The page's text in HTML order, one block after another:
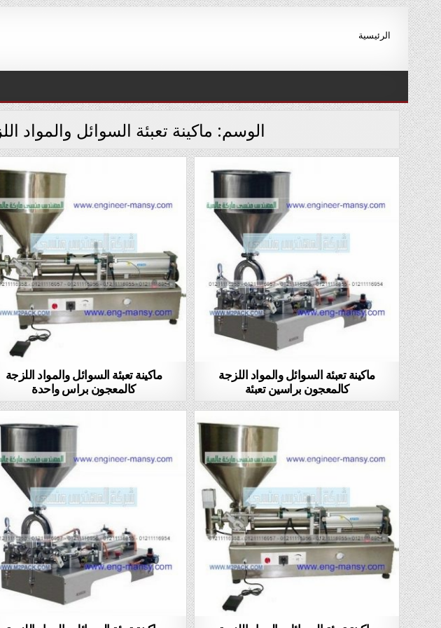
Skip
to
content
الرئيسية
الوسم: ماكينة تعبئة السوائل والمواد
ماكينة تعبئة السوائل والمواد اللزجة
كالمعجون براس واحدة
ماكينة تعبئة السوائل والمواد اللزجة
كالمعجون براسين تعبئة